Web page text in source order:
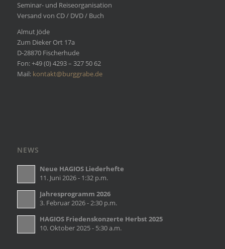
Seminar- und Reiseorganisation
Versand von CD / DVD / Buch
Almut Jöde
Zum Dieker Ort 17a
D-28870 Fischerhude
Fon: +49 (0) 4293 – 327 50 62
Mail: kontakt@burggrabe.de
NEWS
Neue HAGIOS Liederhefte
11. Juni 2026 - 1:32 p.m.
Jahresprogramm 2026
3. Februar 2026 - 2:30 p.m.
HAGIOS Friedenskonzerte Herbst 2025
10. Oktober 2025 - 5:30 a.m.